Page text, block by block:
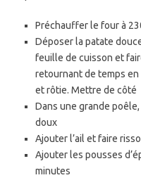
Préchauffer le four à
Déposer la patate
feuille de cuisson et
retournant de temps en
et rôtie. Mettre de côté
Dans une grande
doux
Ajouter l’ail et faire
Ajouter les pousses
minutes